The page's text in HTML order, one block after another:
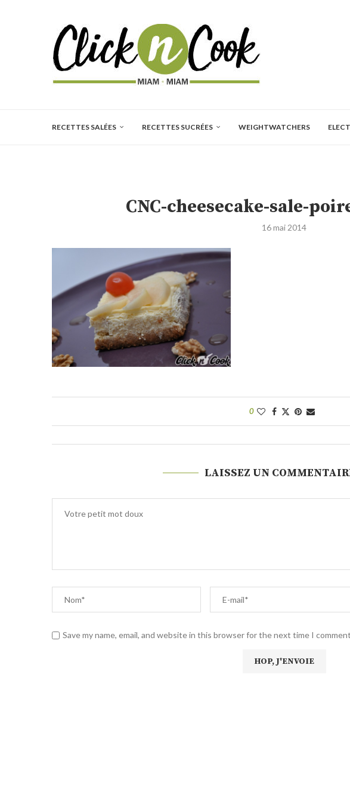
RECETTES SALÉES RECETTES SUCRÉES WEIGHTWATCHERS
CNC-cheesecake-sale-
16 mai 2014
0
LAISSEZ UN
Save my name, email, and website in this browser for the next time I